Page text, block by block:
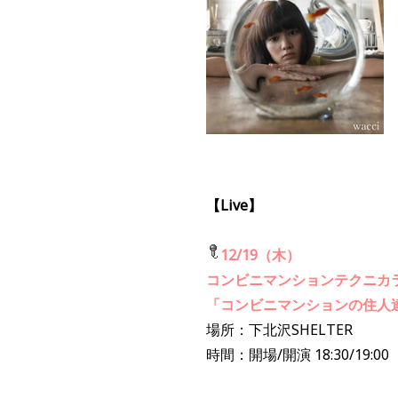
【Live】
12/19（木）
コンビニマンションテクニ
「コンビニマンションの住人
場所：下北沢SHELTER
時間：開場/開演 18:30/19:00